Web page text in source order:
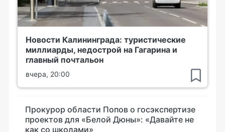
Новости Калининграда: туристические
миллиарды, недострой на Гагарина и
главный почтальон
вчера, 20:00
Прокурор области Попов о госэкспертизе
проектов для «Белой Дюны»: «Давайте не
как со школами»